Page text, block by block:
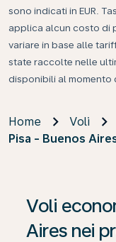
sono indicati in EUR.
applica alcun costo di
variare in base alle
state raccolte nelle
disponibili al momento
Home Voli
Pisa - Buenos
Voli
Aires nei